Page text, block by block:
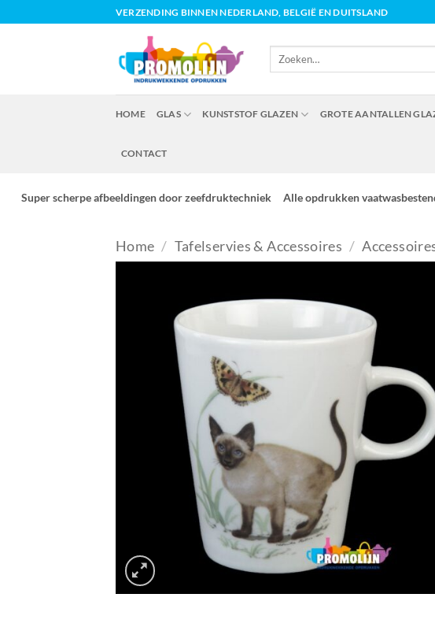
naar
VERZENDING BINNEN NEDERLAND, BELGIË EN DUITSLAND
Zoeken
HOME GLAS KUNSTSTOF GLAZEN GROTE AANTALLEN
CONTACT
Super scherpe afbeeldingen door zeefdruktechniek Alle opdrukken
Home / Tafelservies & Accessoires /